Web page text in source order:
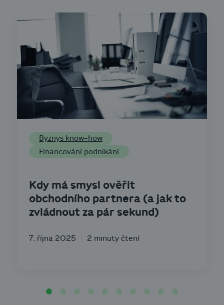
Byznys know-how
Financování podnikání
Kdy má smysl ověřit
obchodního partnera (a jak to
zvládnout za pár sekund)
7. října 2025 2 minuty čtení